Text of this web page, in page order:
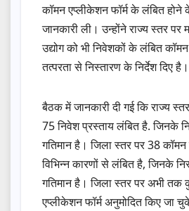
कॉमन एप्लीकेशन फॉर्म के लंबित होने
जानकारी ली। उन्होंने राज्य स्तर
उद्योग को भी निवेशकों के लंबित
तत्परता से निस्तारण के निर्देश दिए है।
बैठक में जानकारी दी गई कि राज्य
75 निवेश प्रस्ताय लंबित है. जिनके
गतिमान है। जिला स्तर पर 38 कॉमन
विभिन्न कारणों से लंबित है, जिनके
गतिमान है। जिला स्तर पर अभी
एप्लीकेशन फॉर्म अनुमोदित किए जा